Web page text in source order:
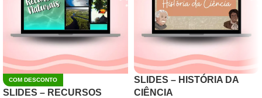
COM DESCONTO
SLIDES – RECURSOS
SLIDES – HISTÓRIA DA
CIÊNCIA